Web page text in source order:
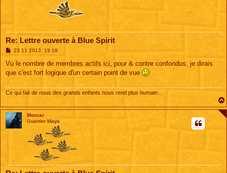
Re: Lettre ouverte à Blue Spirit
M
s
a
23 11 2013, 19:18
Vu le nombre de membres actifs ici, pour & contre confondus, je dirais
que c'est fort logique d'un certain point de vue
Ce qui fait de nous des grands enfants nous rend plus humain...
Morcar
Guerrier Maya